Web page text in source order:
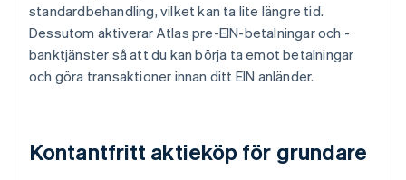
standardbehandling, vilket kan ta lite längre tid.
Dessutom aktiverar Atlas pre-EIN-betalningar och -
banktjänster så att du kan börja ta emot betalningar
och göra transaktioner innan ditt EIN anländer.
Kontantfritt aktieköp för grundare